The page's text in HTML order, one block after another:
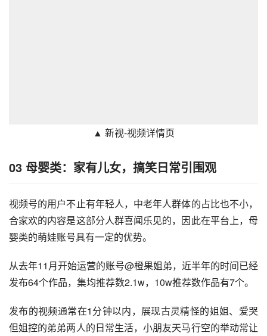
▲ 新视-视频详情页
03 母婴类：家有儿女，搞笑日常引围观
视频号的用户不止有年轻人，中老年人群体的占比也不小，
合家欢的内容是这部分人群喜闻乐见的，因此在平台上，母
婴类的萌娃账号具有一定的优势。
从去年11月开始运营的账号@橙果姐弟，近半年的时间已经
发布64个作品，集均推荐数2.1w，10w推荐数作品有7个。
发布的视频通常在1分钟以内，展现古灵精怪的姐姐、爱哭
但姐控的弟弟两人的日常生活，小朋友天马行空的举动常让